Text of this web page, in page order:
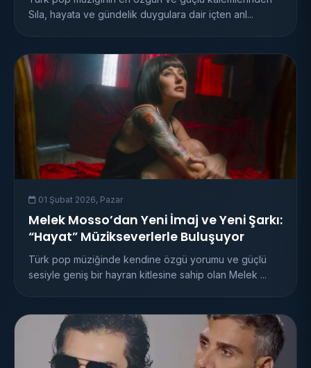
Sıla, hayata ve gündelik duygulara dair içten anl...
01 Şubat 2026, Pazar
Melek Mosso’dan Yeni İmaj ve Yeni Şarkı:
“Hayat” Müzikseverlerle Buluşuyor
Türk pop müziğinde kendine özgü yorumu ve güçlü
sesiyle geniş bir hayran kitlesine sahip olan Melek ...